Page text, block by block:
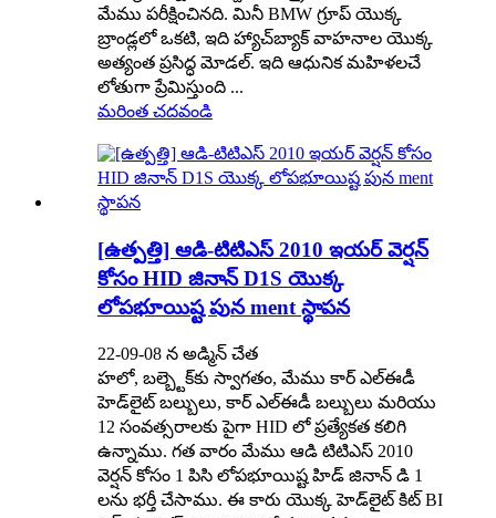
మేము పరీక్షించినది. మినీ BMW గ్రూప్ యొక్క
బ్రాండ్లలో ఒకటి, ఇది హ్యాచ్‌బ్యాక్ వాహనాల యొక్క
అత్యంత ప్రసిద్ధ మోడల్. ఇది ఆధునిక మహిళలచే
లోతుగా ప్రేమిస్తుంది ...
మరింత చదవండి
[ఉత్పత్తి] ఆడి-టిటిఎస్ 2010 ఇయర్ వెర్షన్
కోసం HID జినాన్ D1S యొక్క
లోపభూయిష్ట పున ment స్థాపన
22-09-08 న అడ్మిన్ చేత
హలో, బల్బ్టెక్‌కు స్వాగతం, మేము కార్ ఎల్‌ఈడీ
హెడ్‌లైట్ బల్బులు, కార్ ఎల్‌ఈడీ బల్బులు మరియు
12 సంవత్సరాలకు పైగా HID లో ప్రత్యేకత కలిగి
ఉన్నాము. గత వారం మేము ఆడి టిటిఎస్ 2010
వెర్షన్ కోసం 1 పిసి లోపభూయిష్ట హిడ్ జినాన్ డి 1
లను భర్తీ చేసాము. ఈ కారు యొక్క హెడ్‌లైట్ కిట్ BI